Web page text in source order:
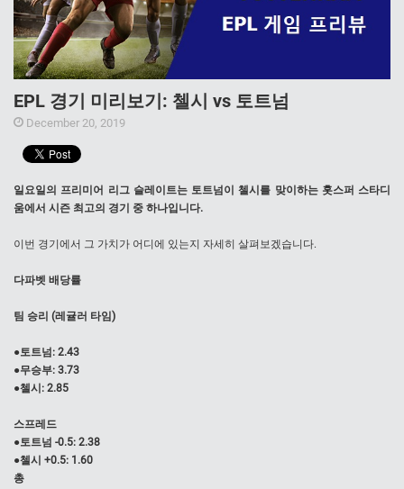
EPL 경기 미리보기: 첼시 vs 토트넘
December 20, 2019
일요일의 프리미어 리그 슬레이트는 토트넘이 첼시를 맞이하는 홋스퍼 스타디
움에서 시즌 최고의 경기 중 하나입니다.
이번 경기에서 그 가치가 어디에 있는지 자세히 살펴보겠습니다.
다파벳 배당률
팀 승리 (레귤러 타임)
●토트넘: 2.43
●무승부: 3.73
●첼시: 2.85
스프레드
●토트넘 -0.5: 2.38
●첼시 +0.5: 1.60
총